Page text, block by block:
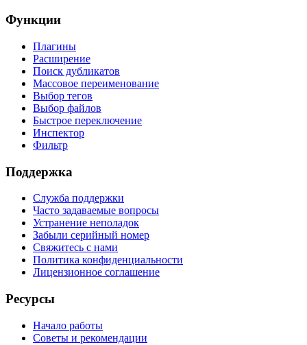
Функции
Плагины
Расширение
Поиск дубликатов
Массовое переименование
Выбор тегов
Выбор файлов
Быстрое переключение
Инспектор
Фильтр
Поддержка
Служба поддержки
Часто задаваемые вопросы
Устранение неполадок
Забыли серийный номер
Свяжитесь с нами
Политика конфиденциальности
Лицензионное соглашение
Ресурсы
Начало работы
Советы и рекомендации